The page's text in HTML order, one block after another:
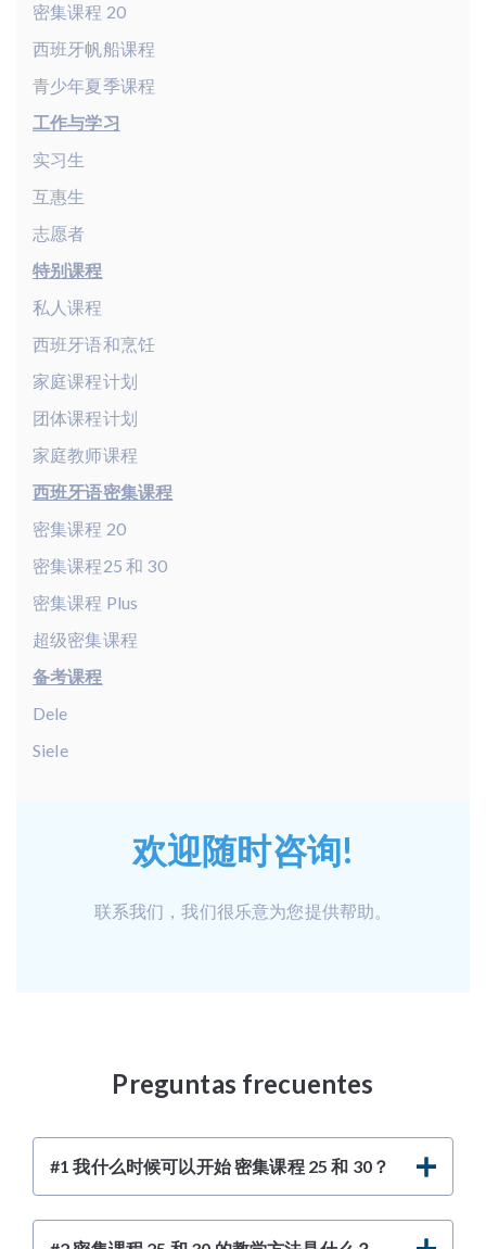
密集课程 20
西班牙帆船课程
青少年夏季课程
工作与学习
实习生
互惠生
志愿者
特别课程
私人课程
西班牙语和烹饪
家庭课程计划
团体课程计划
家庭教师课程
西班牙语密集课程
密集课程 20
密集课程25 和 30
密集课程 Plus
超级密集课程
备考课程
Dele
Siele
欢迎随时咨询!
联系我们，我们很乐意为您提供帮助。
Preguntas frecuentes
#1 我什么时候可以开始 密集课程 25 和 30？